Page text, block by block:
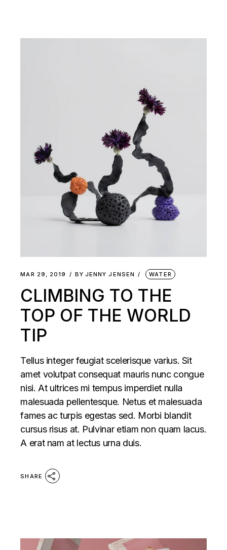
MAR 29, 2019 BY JENNY JENSEN WATER
CLIMBING TO THE
TOP OF THE WORLD
TIP
Tellus integer feugiat scelerisque varius. Sit
amet volutpat consequat mauris nunc congue
nisi. At ultrices mi tempus imperdiet nulla
malesuada pellentesque. Netus et malesuada
fames ac turpis egestas sed. Morbi blandit
cursus risus at. Pulvinar etiam non quam lacus.
A erat nam at lectus urna duis.
SHARE